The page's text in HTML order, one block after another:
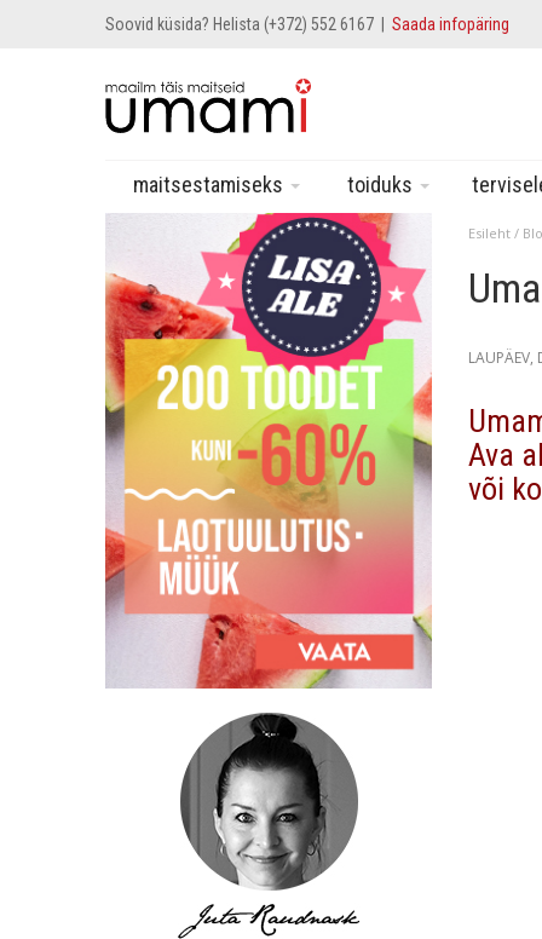
Soovid küsida? Helista (+372) 552 6167 | Saada infopäring
maitsestamiseks toiduks
Esileht /
LAUPÄEV,
Ava
või